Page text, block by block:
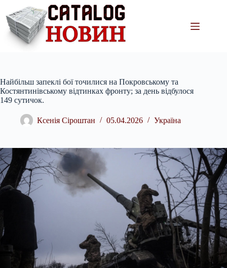
вмісту
Найбільш запеклі бої точилися на Покровському та
Костянтинівському відтинках фронту; за день відбулося
149 сутичок.
Ксенія Сіроштан 05.04.2026 Україна